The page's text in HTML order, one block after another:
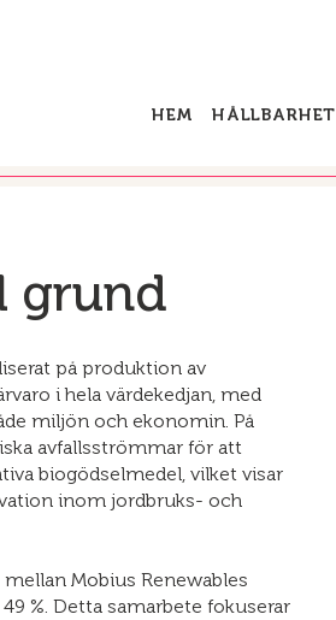
HEM HÅLLBARHET
grund
på produktion av
i hela värdekedjan, med
miljön och ekonomin. På
avfallsströmmar för att
biogödselmedel, vilket visar
inom jordbruks- och
Mobius Renewables
%. Detta samarbete fokuserar